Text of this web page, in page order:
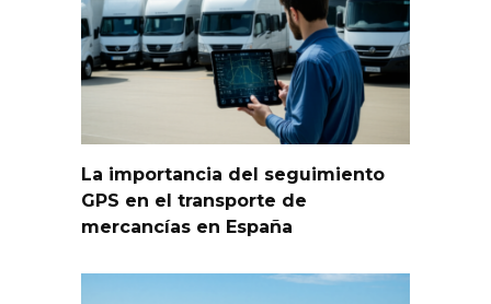
La importancia del seguimiento
GPS en el transporte de
mercancías en España